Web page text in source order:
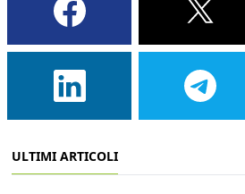
ULTIMI ARTICOLI